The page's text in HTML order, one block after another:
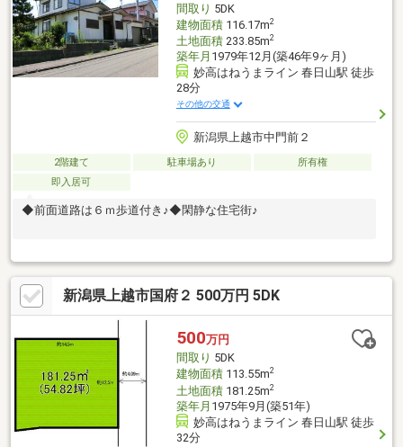
間取り 5DK
建物面積116.17m2
土地面積233.85m2
築年月 1979年12月(築46年9ヶ月)
妙高はねうまライン 春日山駅 徒歩
28分
その他の交通
新潟県上越市中門前２
2階建て 駐車場あり
所有権
即入居可
◆前面道路は６ｍ歩道付き♪◆閑静な住宅街♪
新潟県上越市国府２ 500万円 5DK
500万円
間取り 5DK
建物面積113.55m2
土地面積181.25m2
築年月 1975年9月(築51年)
妙高はねうまライン 春日山駅 徒歩
32分